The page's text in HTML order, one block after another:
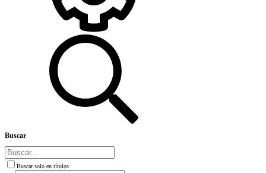
Buscar
Buscar solo en títulos